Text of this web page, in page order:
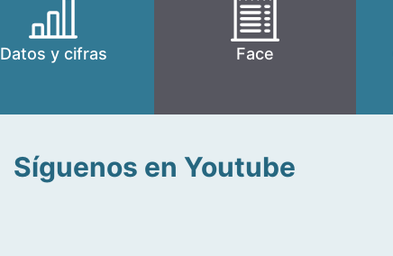
Datos y cifras Face
Síguenos en Youtube